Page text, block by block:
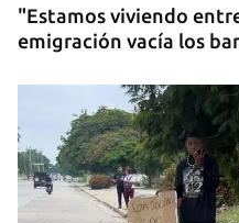
"Estamos viviendo
emigración vacía los